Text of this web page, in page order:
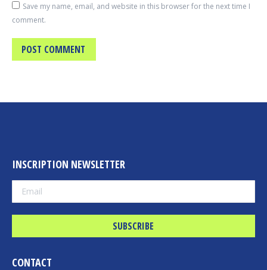
Save my name, email, and website in this browser for the next time I
comment.
POST COMMENT
INSCRIPTION NEWSLETTER
CONTACT